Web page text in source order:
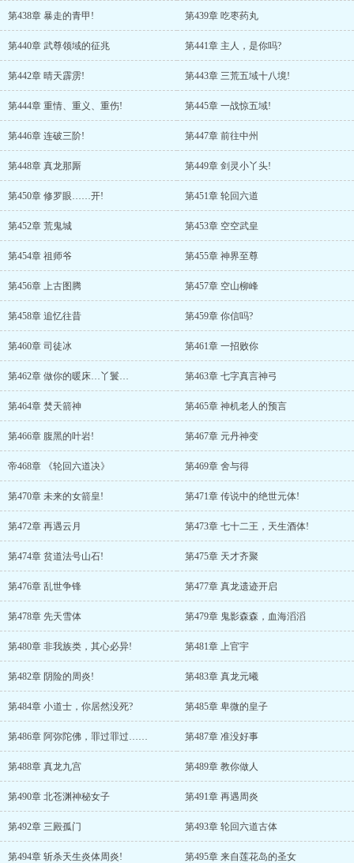
第438章 暴走的青甲! 第439章 吃枣药丸
第440章 武尊领域的征兆 第441章 主人，是你吗?
第442章 晴天霹雳! 第443章 三荒五域十八境!
第444章 重情、重义、重伤! 第445章 一战惊五域!
第446章 连破三阶! 第447章 前往中州
第448章 真龙那厮 第449章 剑灵小丫头!
第450章 修罗眼……开! 第451章 轮回六道
第452章 荒鬼城 第453章 空空武皇
第454章 祖师爷 第455章 神界至尊
第456章 上古图腾 第457章 空山柳峰
第458章 追忆往昔 第459章 你信吗?
第460章 司徒冰 第461章 一招败你
第462章 做你的暖床…丫鬟… 第463章 七字真言神弓
第464章 焚天箭神 第465章 神机老人的预言
第466章 腹黑的叶岩! 第467章 元丹神变
帝468章 《轮回六道决》 第469章 舍与得
第470章 未来的女箭皇! 第471章 传说中的绝世元体!
第472章 再遇云月 第473章 七十二王，天生酒体!
第474章 贫道法号山石! 第475章 天才齐聚
第476章 乱世争锋 第477章 真龙遗迹开启
第478章 先天雪体 第479章 鬼影森森，血海滔滔
第480章 非我族类，其心必异! 第481章 上官宇
第482章 阴险的周炎! 第483章 真龙元曦
第484章 小道士，你居然没死? 第485章 卑微的皇子
第486章 阿弥陀佛，罪过罪过…… 第487章 准没好事
第488章 真龙九宫 第489章 教你做人
第490章 北苍渊神秘女子 第491章 再遇周炎
第492章 三殿孤门 第493章 轮回六道古体
第494章 斩杀天生炎体周炎! 第495章 来自莲花岛的圣女